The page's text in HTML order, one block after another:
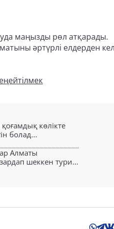
маңызды рөл атқарады.
әртүрлі елдерден
көлікте
болад...
Алматы
шеккен тури...